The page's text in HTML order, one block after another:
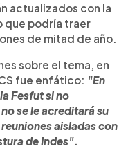
actualizados con la
que podría traer
de mitad de año.
sobre el tema, en
fue enfático: "En
Fesfut si no
se le acreditará su
aisladas con
de Indes".